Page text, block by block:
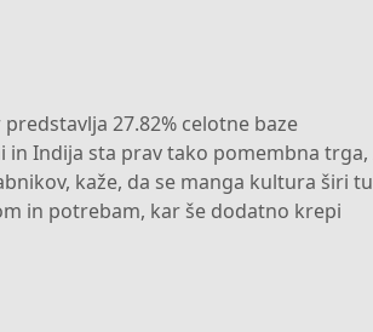
27.82% celotne baze
in Indija sta prav tako pomembna trga,
kaže, da se manga kultura širi
in potrebam, kar še dodatno krepi